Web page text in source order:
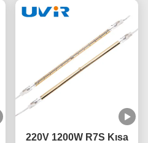
220V 1200W R7S Kısa